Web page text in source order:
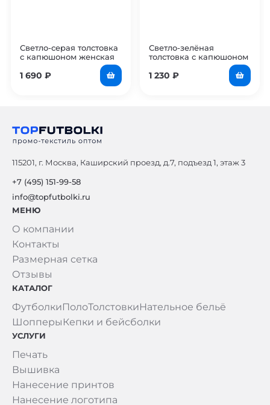
Светло-серая толстовка
с капюшоном женская
1 690 ₽
Светло-зелёная
толстовка с капюшоном
1 230 ₽
115201, г. Москва, Каширский проезд, д.7, подъезд 1, этаж 3
+7 (495) 151-99-58
info@topfutbolki.ru
МЕНЮ
О компании
Контакты
Размерная сетка
Отзывы
КАТАЛОГ
ФутболкиПолоТолстовкиНательное бельё
Шопперы Кепки и бейсболки
УСЛУГИ
Печать
Вышивка
Нанесение принтов
Нанесение логотипа